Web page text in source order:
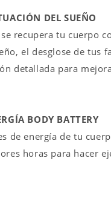
DEL SUEÑO
recupera tu cuerpo
el desglose de tus
detallada para
BODY BATTERY
de energía de tu
horas para hacer
ahora y paga a
tu producto al carrito y
de Mercado Pago,
de mesesy confirma.
a mes con saldo
sujeto a aprobación.